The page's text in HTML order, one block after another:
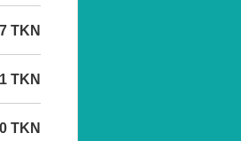
7 TKN
TKN
TKN